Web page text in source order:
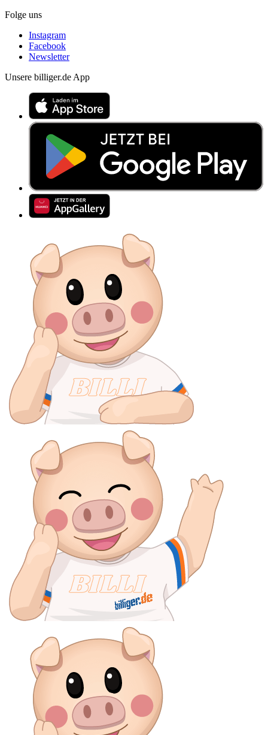
Folge uns
Instagram
Facebook
Newsletter
Unsere billiger.de App